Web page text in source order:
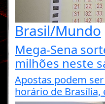
Brasil/Mundo
Mega-Sena
milhões neste
Apostas podem
horário de Brasília,